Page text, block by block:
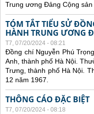
Trung ương Đảng Cộng sản
TÓM TẮT TIỂU SỬ
HÀNH TRUNG ƯƠNG
T7, 07/20/2024 - 08:21
Đồng chí Nguyễn Phú
Anh, thành phố Hà Nội.
Trưng, thành phố Hà Nội.
12 năm 1967.
THÔNG CÁO ĐẶC BIỆT
T7, 07/20/2024 - 08:18